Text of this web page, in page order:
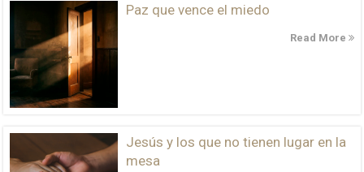
Paz que vence el miedo
Read More
Jesús y los que no tienen lugar en la
mesa